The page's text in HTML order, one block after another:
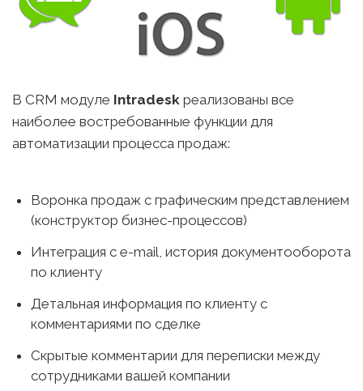
В CRM модуле Intradesk реализованы все
наиболее востребованные функции для
автоматизации процесса продаж:
Воронка продаж с графическим представлением
(конструктор бизнес-процессов)
Интеграция с e-mail, история документооборота
по клиенту
Детальная информация по клиенту с
комментариями по сделке
Скрытые комментарии для переписки между
сотрудниками вашей компании